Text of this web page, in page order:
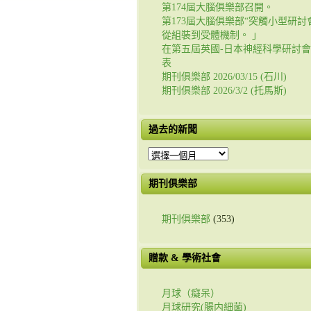
第174屆大腦俱樂部召開。
第173屆大腦俱樂部“突觸小型研討
從組裝到受體機制。 」
在第五屆英國-日本神經科學研討
表
期刊俱樂部 2026/03/15 (石川)
期刊俱樂部 2026/3/2 (托馬斯)
過去的新聞
過
的
新
期刊俱樂部
期刊俱樂部 (353)
贈款 & 學術社會
月球（癡呆）
月球研究(腸内細菌)